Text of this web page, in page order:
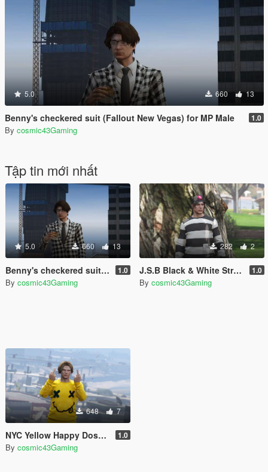
5.0 660 13
Benny's checkered suit (Fallout New Vegas) for MP Male 1.0
By cosmic43Gaming
Tập tin mới nhất
5.0 660 13
Benny's checkered suit (Fallout New Vegas) for MP Male 1.0
By cosmic43Gaming
282 2
J.S.B Black & White Stripe Sweater (The Kid LAROI) for MP Male 1.0
By cosmic43Gaming
648 7
NYC Yellow Happy Dose Smiley Sweater (The Kid LAROI) for MP Male 1.0
By cosmic43Gaming